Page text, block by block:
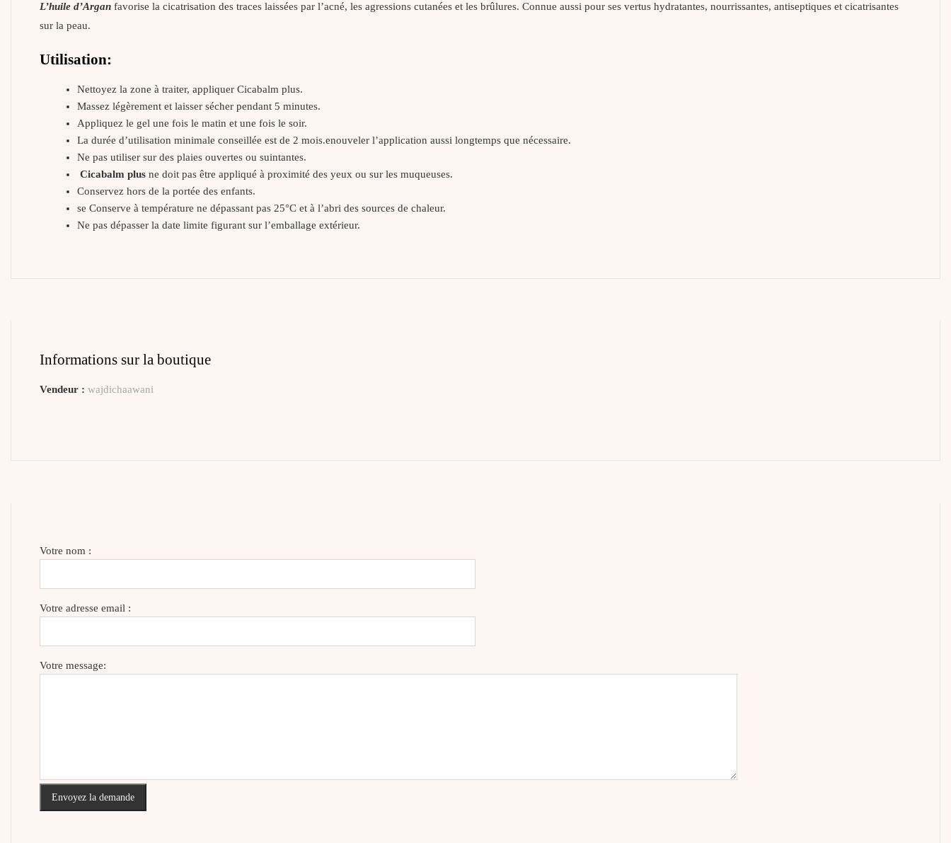
L’huile d’Argan favorise la cicatrisation des traces laissées par l’acné, les agressions cutanées et les brûlures. Connue aussi pour ses vertus hydratantes, nourrissantes, antiseptiques et cicatrisantes
sur la peau.
Utilisation:
Nettoyez la zone à traiter, appliquer Cicabalm plus.
Massez légèrement et laisser sécher pendant 5 minutes.
Appliquez le gel une fois le matin et une fois le soir.
La durée d’utilisation minimale conseillée est de 2 mois.enouveler l’application aussi longtemps que nécessaire.
Ne pas utiliser sur des plaies ouvertes ou suintantes.
Cicabalm plus ne doit pas être appliqué à proximité des yeux ou sur les muqueuses.
Conservez hors de la portée des enfants.
se Conserve à température ne dépassant pas 25°C et à l’abri des sources de chaleur.
Ne pas dépasser la date limite figurant sur l’emballage extérieur.
Informations sur la boutique
Vendeur : wajdichaawani
Votre nom :
Votre adresse email :
Votre message:
Envoyez la demande